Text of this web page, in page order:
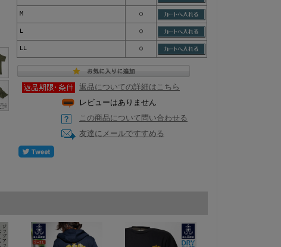
M ○
L ○
LL ○
返品についての詳細はこちら
レビューはありません
この商品について問い合わせる
友達にメールですすめる